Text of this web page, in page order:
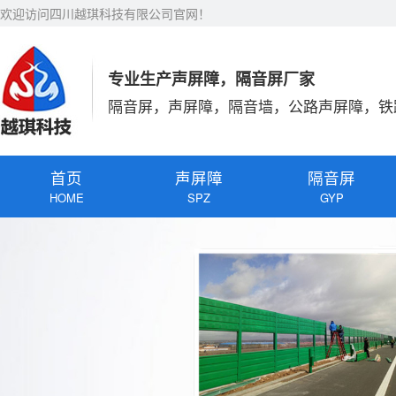
欢迎访问四川越琪科技有限公司官网！
专业生产声屏障，隔音屏厂家
隔音屏，声屏障，隔音墙，公路声屏障，
首页
HOME
声屏障
SPZ
隔音屏
GYP